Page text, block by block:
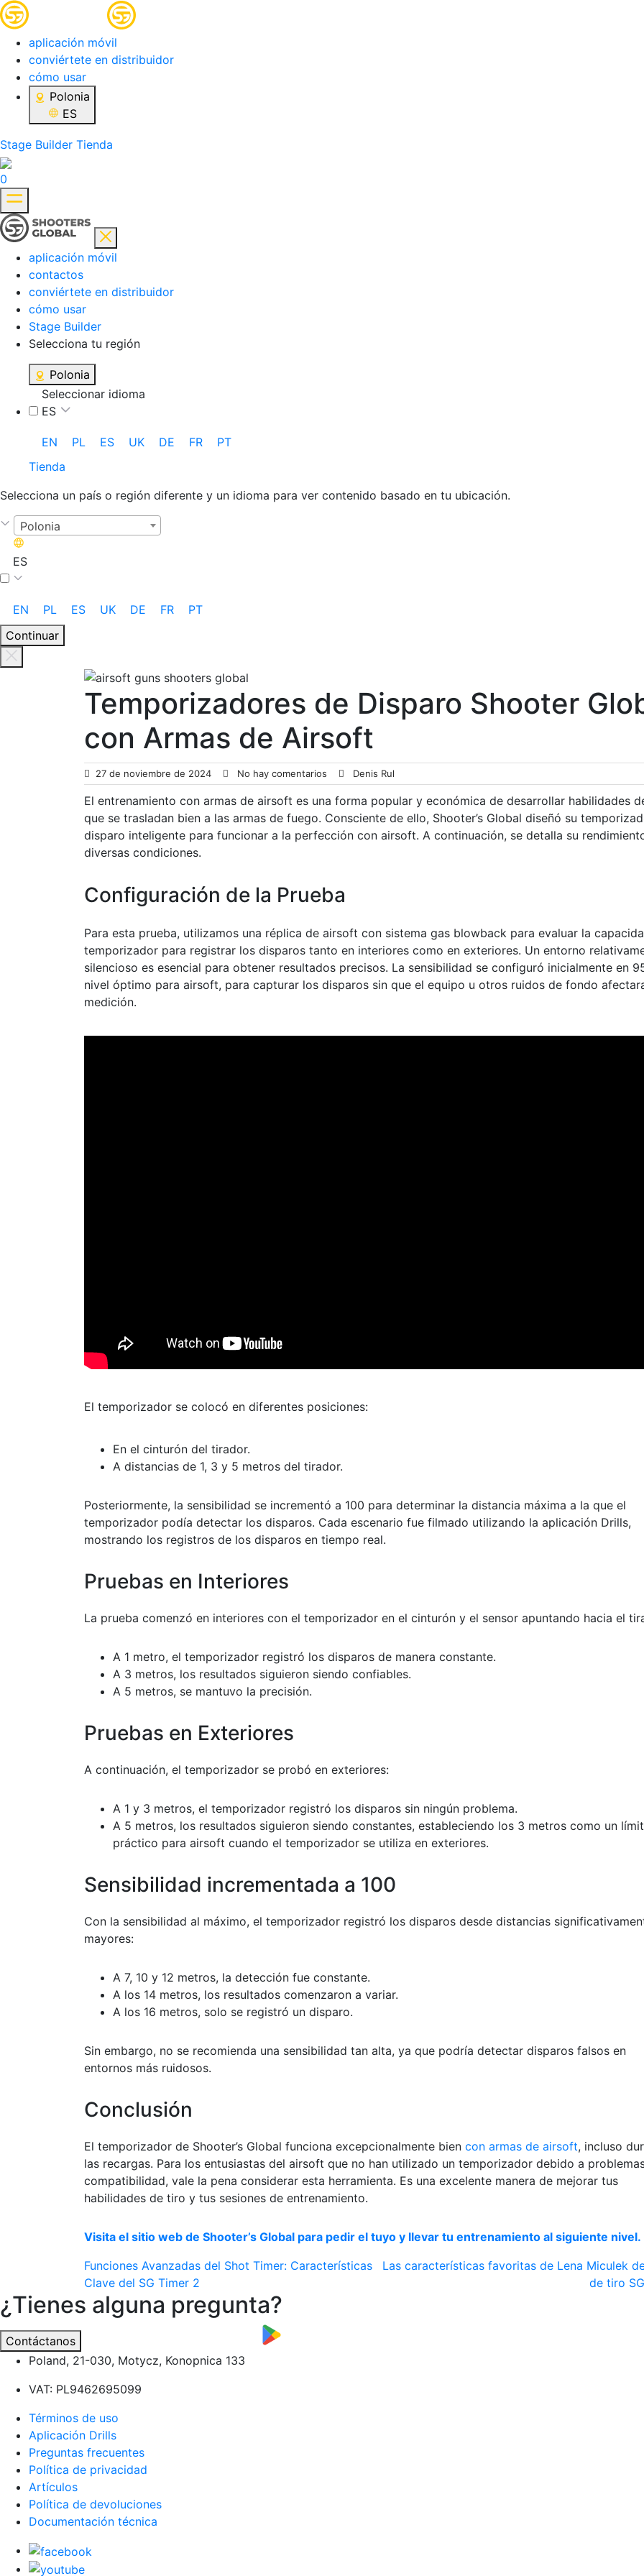
aplicación móvil
conviértete en distribuidor
cómo usar
Polonia
ES
Stage Builder Tienda
0
aplicación móvil
contactos
conviértete en distribuidor
cómo usar
Stage Builder
Selecciona tu región
Polonia
Seleccionar idioma
ES
EN PL ES UK DE FR
PT
Tienda
Selecciona un país o región diferente y un idioma para ver contenido basado en tu ubicación.
Polonia
ES
EN PL ES UK DE FR
PT
Continuar
Temporizadores de Disparo Shooter
con Armas de Airsoft
27 de noviembre de 2024 No hay comentarios Denis Rul
El entrenamiento con armas de airsoft es una forma popular y económica de desarrollar habilidades
que se trasladan bien a las armas de fuego. Consciente de ello, Shooter’s Global diseñó su
disparo inteligente para funcionar a la perfección con airsoft. A continuación, se detalla su
diversas condiciones.
Configuración de la Prueba
Para esta prueba, utilizamos una réplica de airsoft con sistema gas blowback para evaluar la
temporizador para registrar los disparos tanto en interiores como en exteriores. Un entorno
silencioso es esencial para obtener resultados precisos. La sensibilidad se configuró inicialmente en
nivel óptimo para airsoft, para capturar los disparos sin que el equipo u otros ruidos de fondo
medición.
El temporizador se colocó en diferentes posiciones:
En el cinturón del tirador.
A distancias de 1, 3 y 5 metros del tirador.
Posteriormente, la sensibilidad se incrementó a 100 para determinar la distancia máxima a la que el
temporizador podía detectar los disparos. Cada escenario fue filmado utilizando la aplicación Drills,
mostrando los registros de los disparos en tiempo real.
Pruebas en Interiores
La prueba comenzó en interiores con el temporizador en el cinturón y el sensor apuntando hacia el
A 1 metro, el temporizador registró los disparos de manera constante.
A 3 metros, los resultados siguieron siendo confiables.
A 5 metros, se mantuvo la precisión.
Pruebas en Exteriores
A continuación, el temporizador se probó en exteriores:
A 1 y 3 metros, el temporizador registró los disparos sin ningún problema.
A 5 metros, los resultados siguieron siendo constantes, estableciendo los 3 metros como un
práctico para airsoft cuando el temporizador se utiliza en exteriores.
Sensibilidad incrementada a 100
Con la sensibilidad al máximo, el temporizador registró los disparos desde distancias
mayores:
A 7, 10 y 12 metros, la detección fue constante.
A los 14 metros, los resultados comenzaron a variar.
A los 16 metros, solo se registró un disparo.
Sin embargo, no se recomienda una sensibilidad tan alta, ya que podría detectar disparos falsos en
entornos más ruidosos.
Conclusión
El temporizador de Shooter’s Global funciona excepcionalmente bien con armas de airsoft, incluso
las recargas. Para los entusiastas del airsoft que no han utilizado un temporizador debido a
compatibilidad, vale la pena considerar esta herramienta. Es una excelente manera de mejorar tus
habilidades de tiro y tus sesiones de entrenamiento.
Visita el sitio web de Shooter’s Global para pedir el tuyo y llevar tu entrenamiento al siguiente nivel.
Navegación
de
entradas
Funciones Avanzadas del Shot Timer: Características
Clave del SG Timer 2
Las características favoritas de Lena Miculek
de tiro
¿Tienes alguna pregunta?
Contáctanos
Poland, 21-030, Motycz, Konopnica 133
VAT: PL9462695099
Términos de uso
Aplicación Drills
Preguntas frecuentes
Política de privacidad
Artículos
Política de devoluciones
Documentación técnica